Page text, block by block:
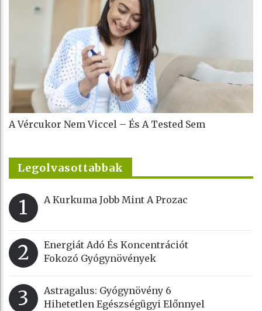
A Vércukor Nem Viccel – És A Tested Sem
Legolvasottabbak
1 A Kurkuma Jobb Mint A Prozac
2
Energiát Adó És Koncentrációt
Fokozó Gyógynövények
3
Astragalus: Gyógynövény 6
Hihetetlen Egészségügyi Előnnyel